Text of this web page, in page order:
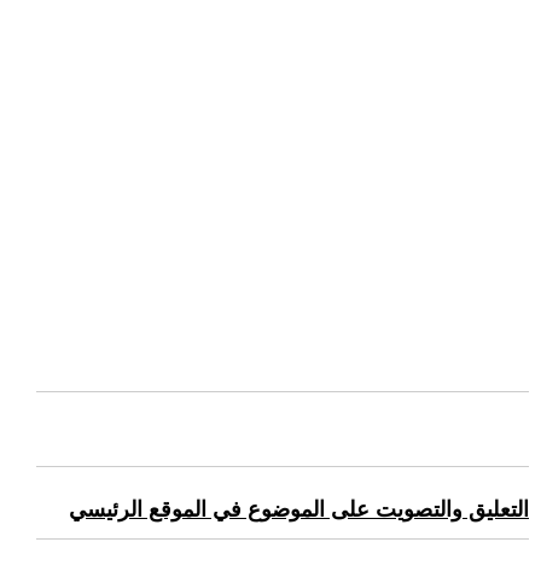
التعليق والتصويت على الموضوع في الموقع الرئيسي